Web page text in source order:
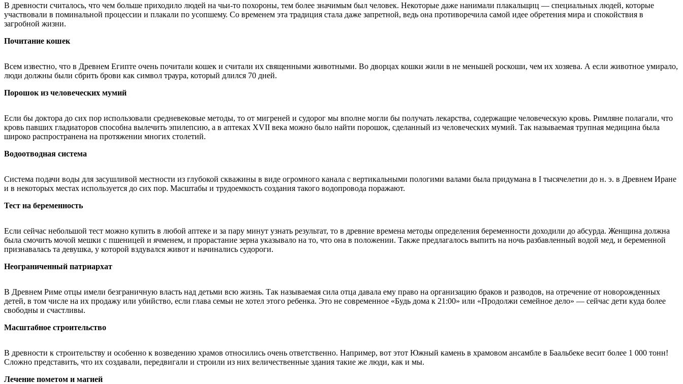
В древности считалось, что чем больше приходило людей на чьи-то похороны, тем более значимым был человек. Некоторые даже нанимали плакальщиц — специальных людей, которые
участвовали в поминальной процессии и плакали по усопшему. Со временем эта традиция стала даже запретной, ведь она противоречила самой идее обретения мира и спокойствия в
загробной жизни.
Почитание кошек
Всем известно, что в Древнем Египте очень почитали кошек и считали их священными животными. Во дворцах кошки жили в не меньшей роскоши, чем их хозяева. А если животное умирало,
люди должны были сбрить брови как символ траура, который длился 70 дней.
Порошок из человеческих мумий
Если бы доктора до сих пор использовали средневековые методы, то от мигреней и судорог мы вполне могли бы получать лекарства, содержащие человеческую кровь. Римляне полагали, что
кровь павших гладиаторов способна вылечить эпилепсию, а в аптеках XVII века можно было найти порошок, сделанный из человеческих мумий. Так называемая трупная медицина была
широко распространена на протяжении многих столетий.
Водоотводная система
Система подачи воды для засушливой местности из глубокой скважины в виде огромного канала с вертикальными пологими валами была придумана в I тысячелетии до н. э. в Древнем Иране
и в некоторых местах используется до сих пор. Масштабы и трудоемкость создания такого водопровода поражают.
Тест на беременность
Если сейчас небольшой тест можно купить в любой аптеке и за пару минут узнать результат, то в древние времена методы определения беременности доходили до абсурда. Женщина должна
была смочить мочой мешки с пшеницей и ячменем, и прорастание зерна указывало на то, что она в положении. Также предлагалось выпить на ночь разбавленный водой мед, и беременной
признавалась та девушка, у которой вздувался живот и начинались судороги.
Неограниченный патриархат
В Древнем Риме отцы имели безграничную власть над детьми всю жизнь. Так называемая сила отца давала ему право на организацию браков и разводов, на отречение от новорожденных
детей, в том числе на их продажу или убийство, если глава семьи не хотел этого ребенка. Это не современное «Будь дома к 21:00» или «Продолжи семейное дело» — сейчас дети куда более
свободны и счастливы.
Масштабное строительство
В древности к строительству и особенно к возведению храмов относились очень ответственно. Например, вот этот Южный камень в храмовом ансамбле в Баальбеке весит более 1 000 тонн!
Сложно представить, что их создавали, передвигали и строили из них величественные здания такие же люди, как и мы.
Лечение пометом и магией